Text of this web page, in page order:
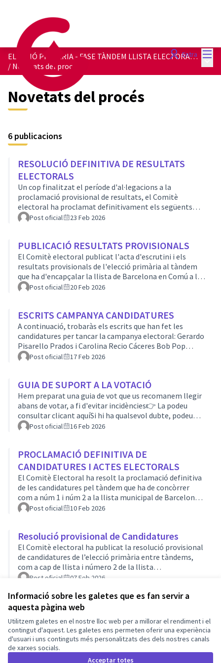
Informació sobre les galetes que es fan servir a
aquesta pàgina web
Utilitzem galetes en el nostre lloc web per a millorar el rendiment i el
contingut d'aquest. Les galetes ens permeten oferir una experiència
d'usuari i uns continguts més personalitzats des dels nostres canals
de xarxes socials.
Acceptar totes
Entra
ELECCIÓ PRIMÀRIA - FASE TÀNDEM LLISTA ELECTORAL 2027
/ Novetats del procés
Novetats del procés
6 publicacions
RESOLUCIÓ DEFINITIVA DE RESULTATS
ELECTORALS
Un cop finalitzat el període d'al·legacions a la
proclamació provisional de resultats, el Comitè
electoral ha proclamat definitivament els següents
resultats de la votació al tàndem que ha d'encapçalar la
Pop (Roberto Enríquez) i Mar Trallero Cordero: 412 vots
En blanc: 67 vots Aquí es pot consultar la proclamació
definitiva dels resultats.
Post oficial 23 Feb 2026
PUBLICACIÓ RESULTATS PROVISIONALS
El Comitè electoral publicat l'acta d'escrutini i els
resultats provisionals de l'elecció primària al tàndem
que ha d'encapçalar la llista de Barcelona en Comú a les
municipals de 2027.Els resultats han estat els següents:
Enríquez) i Mar Trallero Cordero: 412 vots En blanc: 67
vots Aquí pots consultar l'acta d'escrutini i proclamació
provisional de resultats. El període d'al·legació dels
resultats que està …
Post oficial 20 Feb 2026
ESCRITS CAMPANYA CANDIDATURES
A continuació, trobaràs els escrits que han fet les
candidatures per tancar la campanya electoral: Gerardo
Pisarello Prados i Carolina Recio Cáceres Bob Pop
(Roberto Enríquez) i Mar Trallero Cordero
Post oficial 17 Feb 2026
GUIA DE SUPORT A LA VOTACIÓ
Hem preparat una guia de vot que us recomanem llegir
abans de votar, a fi d'evitar incidències👉 La podeu
consultar clicant aquíSi hi ha qualsevol dubte, podeu
escriure a organitzacio@bcnencomu.cat o a
d'utilitzar com a contrasenya a la votació. ÉS MOLT
IMPORTANT!!! Si no ho heu rebut, contacteu amb
cens@bcnencomu.cat
Post oficial 16 Feb 2026
PROCLAMACIÓ DEFINITIVA DE
CANDIDATURES I ACTES ELECTORALS
El Comitè Electoral ha resolt la proclamació definitiva
de les candidatures pel tàndem que ha de concòrrer
com a núm 1 i núm 2 a la llista municipal de Barcelona
en Comú al 2027.Les candidatures son: Bob Pop
publicat els actes de campanya, sent els següents:-
Tàndem Bob Pop (Roberto Enríquez) i Mar Trallero
Cordero: Dimecres 11 de febrer a les 18:30h, acte a la seu
principal de Barcelona en Comú (Ma…
Post oficial 10 Feb 2026
Resolució provisional de Candidatures
El Comitè electoral ha publicat la resolució provisional
de candidatures de l’elecció primària entre tàndems,
com a cap de llista i número 2 de la llista
electoral.Resolent le següents tàndems: Bob Pop
Pisarello Prados / Carolina Recio Cáceres El termini per
a la presentació d’al·legacions a la proclamació
provisional de lescandidatures queda establert del 8 al 9
de febrer i es poden presentar a través delcorreu
eleccions_llista2027@bcnencomu.catLa …
Post oficial 07 Feb 2026
Termes i condicions d'ús
Configuració de les galetes
Barcelona En Comú a X
(Enllaç extern)
Barcelona En Comú a Facebook
(Enllaç extern)
Barcelona En Comú a Instagram
(Enllaç extern)
Barcelona En Comú a YouTube
(Enllaç extern)
Català
Triar la llenguaElegir el idioma